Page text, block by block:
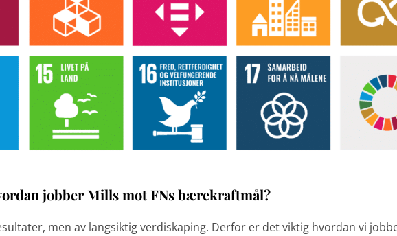
jobber Mills mot FNs bærekraftmål?
men av langsiktig verdiskaping. Derfor er det viktig hvordan vi